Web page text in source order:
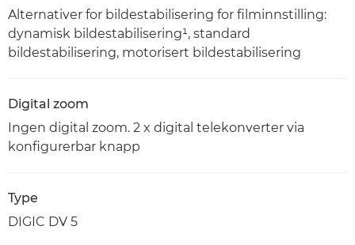
Alternativer for bildestabilisering for filminnstilling:
dynamisk bildestabilisering¹, standard
bildestabilisering, motorisert bildestabilisering
Digital zoom
Ingen digital zoom. 2 x digital telekonverter via
konfigurerbar knapp
Type
DIGIC DV 5